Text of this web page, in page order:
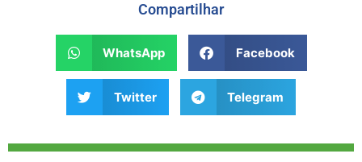
Compartilhar
WhatsApp Facebook
Twitter Telegram